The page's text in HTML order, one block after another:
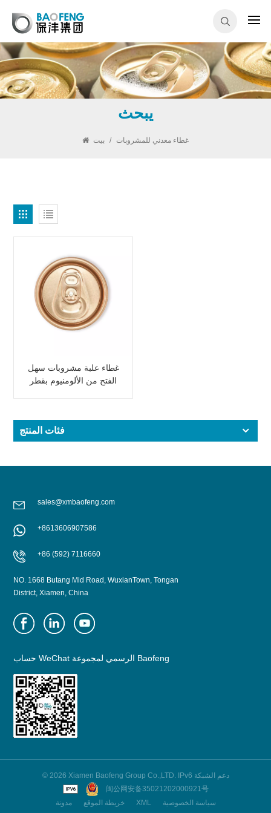
يبحث
/ غطاء معدني للمشروبات
غطاء علبة مشروبات سهل
الفتح من الألومنيوم بقطر
فئات المنتج
sales@xmbaofeng.com
+8613606907586
+86 (592) 7116660
NO. 1668 Butang Mid Road, WuxianTown, Tongan
District, Xiamen, China
حساب WeChat الرسمي لمجموعة Baofeng
© 2026 Xiamen Baofeng Group Co.,LTD. IPv6 دعم الشبكة
闽公网安备35021202000921号
مدونة
خريطة الموقع XML سياسة الخصوصية